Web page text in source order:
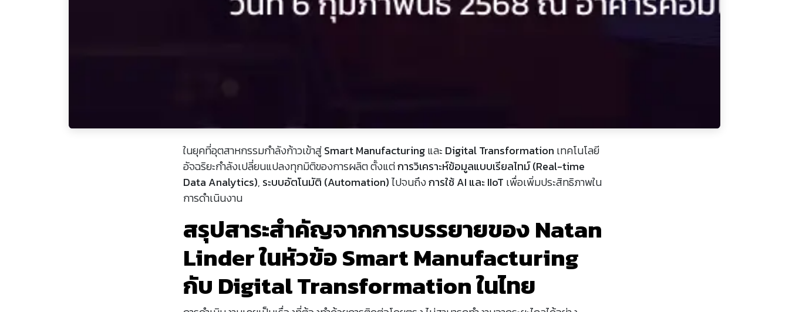
ในยุคที่อุตสาหกรรมกำลังก้าวเข้าสู่Smart Manufacturingและ Digital Transformation เทคโนโลยี
อัจฉริยะกำลังเปลี่ยนแปลงทุกมิติของการผลิต ตั้งแต่การวิเคราะห์ข้อมูลแบบเรียลไทม์ (Real-time
Data Analytics), ระบบอัตโนมัติ (Automation)ไปจนถึงการใช้ AI และ IIoT เพื่อเพิ่มประสิทธิภาพใน
การดำเนินงาน
สรุปสาระสำคัญจากการบรรยายของ Natan
Linder ในหัวข้อ Smart Manufacturing
กับ Digital Transformation ในไทย